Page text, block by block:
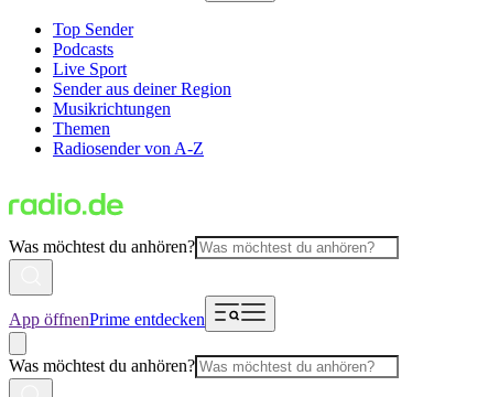
Top Sender
Podcasts
Live Sport
Sender aus deiner Region
Musikrichtungen
Themen
Radiosender von A-Z
Was möchtest du anhören?
App öffnenPrime entdecken
Was möchtest du anhören?